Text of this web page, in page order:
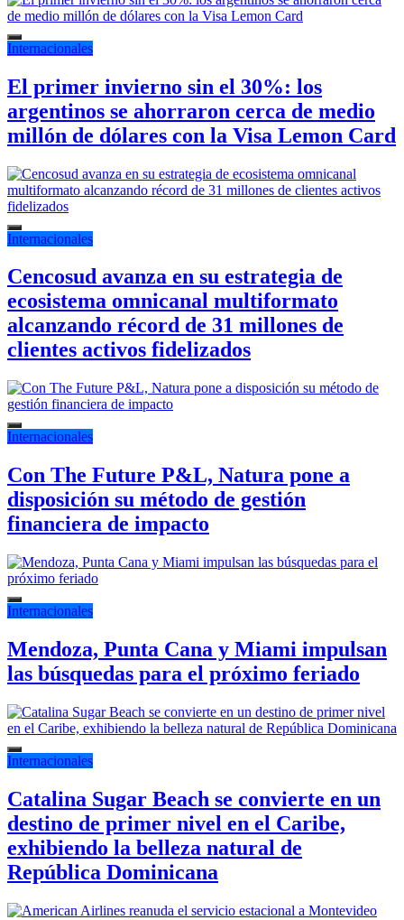
Internacionales
El primer invierno sin el 30%: los
argentinos se ahorraron cerca de medio
millón de dólares con la Visa Lemon Card
Internacionales
Cencosud avanza en su estrategia de
ecosistema omnicanal multiformato
alcanzando récord de 31 millones de
clientes activos fidelizados
Internacionales
Con The Future P&L, Natura pone a
disposición su método de gestión
financiera de impacto
Internacionales
Mendoza, Punta Cana y Miami impulsan
las búsquedas para el próximo feriado
Internacionales
Catalina Sugar Beach se convierte en un
destino de primer nivel en el Caribe,
exhibiendo la belleza natural de
República Dominicana